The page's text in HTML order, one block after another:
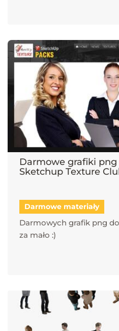
Darmowe grafiki
Sketchup Texture
Darmowe materiały
Darmowych grafik png
za mało :)